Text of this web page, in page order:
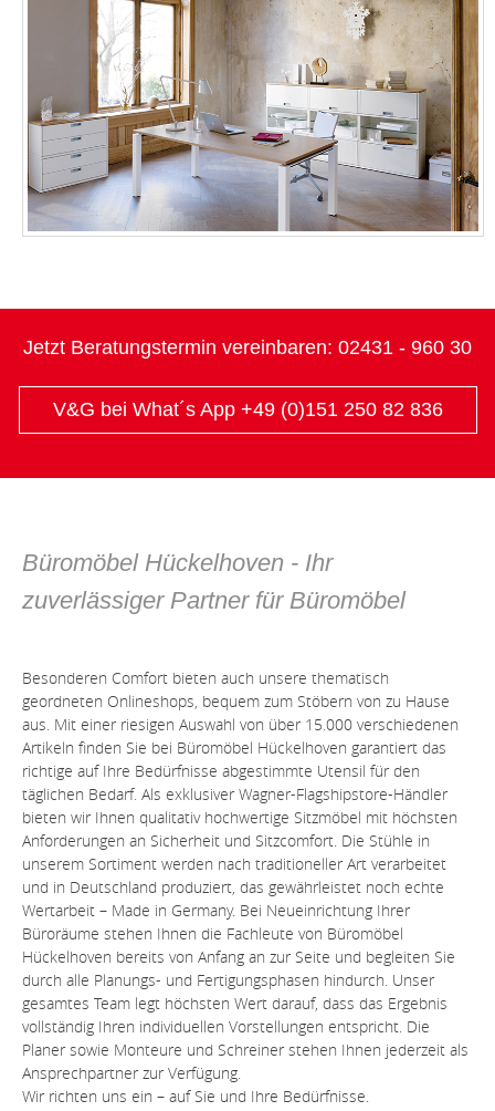
Jetzt Beratungstermin vereinbaren: 02431 - 960 30
V&G bei What´s App +49 (0)151 250 82 836
Büromöbel Hückelhoven - Ihr
zuverlässiger Partner für Büromöbel
Besonderen Comfort bieten auch unsere thematisch
geordneten Onlineshops, bequem zum Stöbern von zu Hause
aus. Mit einer riesigen Auswahl von über 15.000 verschiedenen
Artikeln finden Sie bei Büromöbel Hückelhoven garantiert das
richtige auf Ihre Bedürfnisse abgestimmte Utensil für den
täglichen Bedarf. Als exklusiver Wagner-Flagshipstore-Händler
bieten wir Ihnen qualitativ hochwertige Sitzmöbel mit höchsten
Anforderungen an Sicherheit und Sitzcomfort. Die Stühle in
unserem Sortiment werden nach traditioneller Art verarbeitet
und in Deutschland produziert, das gewährleistet noch echte
Wertarbeit – Made in Germany. Bei Neueinrichtung Ihrer
Büroräume stehen Ihnen die Fachleute von Büromöbel
Hückelhoven bereits von Anfang an zur Seite und begleiten Sie
durch alle Planungs- und Fertigungsphasen hindurch. Unser
gesamtes Team legt höchsten Wert darauf, dass das Ergebnis
vollständig Ihren individuellen Vorstellungen entspricht. Die
Planer sowie Monteure und Schreiner stehen Ihnen jederzeit als
Ansprechpartner zur Verfügung.
Wir richten uns ein – auf Sie und Ihre Bedürfnisse.
Sie sehen gerade einen Platzhalterinhalt von
YouTube . Um auf den eigentlichen Inhalt
zuzugreifen, klicken Sie auf die Schaltfläche
unten. Bitte beachten Sie, dass dabei Daten